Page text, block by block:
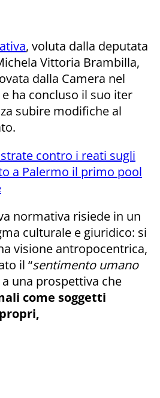
, voluta dalla deputata
Vittoria Brambilla,
dalla Camera nel
ha concluso il suo iter
subire modifiche al
contro i reati sugli
a Palermo il primo pool
normativa risiede in un
culturale e giuridico: si
visione antropocentrica,
il “sentimento umano
a una prospettiva che
come soggetti